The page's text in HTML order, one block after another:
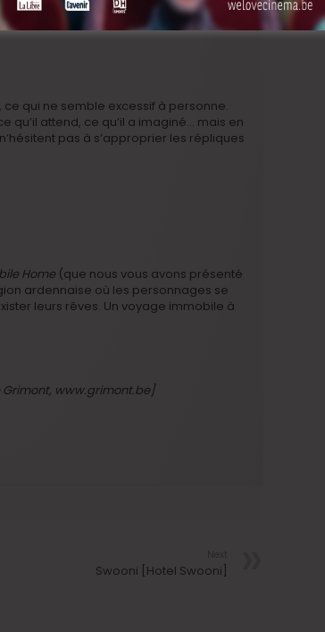
qui ne semble excessif à personne.
qu’il attend, ce qu’il a imaginé… mais en
pas à s’approprier les répliques
Home (que nous vous avons présenté
ardennaise où les personnages se
leurs rêves. Un voyage immobile à
www.grimont.be]
Swooni [Hotel Swooni]